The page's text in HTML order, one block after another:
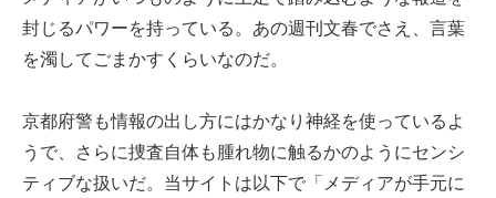
封じるパワーを持っている。あの週刊文春でさえ、言葉
を濁してごまかすくらいなのだ。
京都府警も情報の出し方にはかなり神経を使っているよ
うで、さらに捜査自体も腫れ物に触るかのようにセンシ
ティブな扱いだ。当サイトは以下で「メディアが手元に